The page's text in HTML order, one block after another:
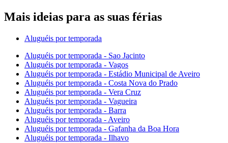
Mais ideias para as suas férias
Aluguéis por temporada
Aluguéis por temporada - Sao Jacinto
Aluguéis por temporada - Vagos
Aluguéis por temporada - Estádio Municipal de Aveiro
Aluguéis por temporada - Costa Nova do Prado
Aluguéis por temporada - Vera Cruz
Aluguéis por temporada - Vagueira
Aluguéis por temporada - Barra
Aluguéis por temporada - Aveiro
Aluguéis por temporada - Gafanha da Boa Hora
Aluguéis por temporada - Ilhavo